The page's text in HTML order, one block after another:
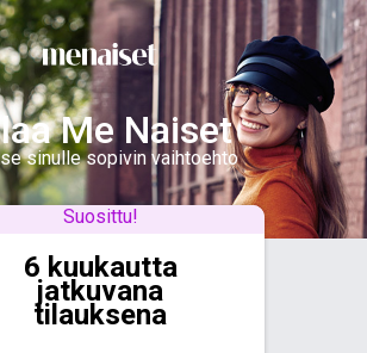
Me Naiset
sinulle sopivin vaihtoehto
Suosittu!
6 kuukautta
jatkuvana
tilauksena